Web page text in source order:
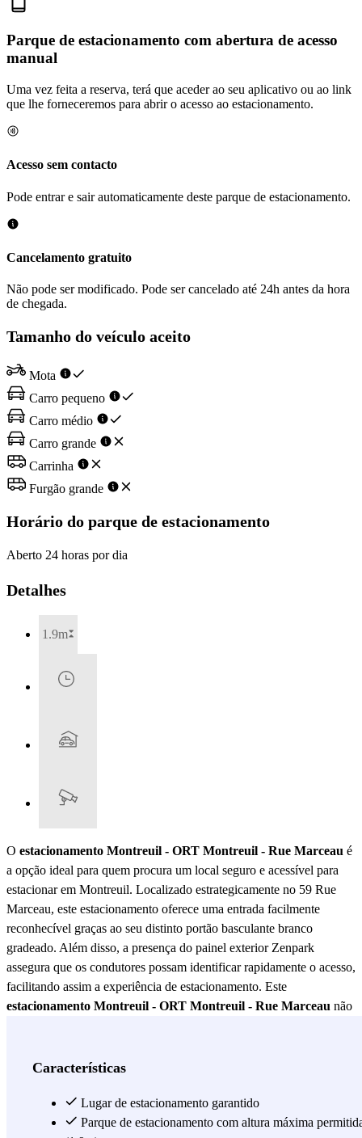
Parque de estacionamento com abertura de acesso
manual
Uma vez feita a reserva, terá que aceder ao seu aplicativo ou ao link
que lhe forneceremos para abrir o acesso ao estacionamento.
Acesso sem contacto
Pode entrar e sair automaticamente deste parque de estacionamento.
Cancelamento gratuito
Não pode ser modificado. Pode ser cancelado até 24h antes da hora
de chegada.
Tamanho do veículo aceito
Mota
Carro pequeno
Carro médio
Carro grande
Carrinha
Furgão grande
Horário do parque de estacionamento
Aberto 24 horas por dia
Detalhes
1.9m
O estacionamento Montreuil - ORT Montreuil - Rue Marceau é
a opção ideal para quem procura um local seguro e acessível para
estacionar em Montreuil. Localizado estrategicamente no 59 Rue
Marceau, este estacionamento oferece uma entrada facilmente
reconhecível graças ao seu distinto portão basculante branco
gradeado. Além disso, a presença do painel exterior Zenpark
assegura que os condutores possam identificar rapidamente o acesso,
facilitando assim a experiência de estacionamento. Este
estacionamento Montreuil - ORT Montreuil - Rue Marceau não
garantem que os veículos estejam protegidos em todos os momentos.
aos utilizadores, sabendo que os seus veículos estão num ambiente
seguro e bem vigiado. Além disso, oestacionamento Montreuil -
Características
Lugar de estacionamento garantido
Parque de estacionamento com altura máxima